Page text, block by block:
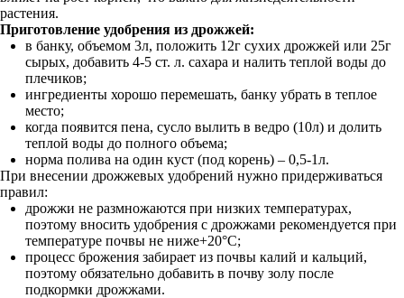
растения.
Приготовление удобрения из дрожжей:
в банку, объемом 3л, положить 12г сухих дрожжей или 25г
сырых, добавить 4-5 ст. л. сахара и налить теплой воды до
плечиков;
ингредиенты хорошо перемешать, банку убрать в теплое
место;
когда появится пена, сусло вылить в ведро (10л) и долить
теплой воды до полного объема;
норма полива на один куст (под корень) – 0,5-1л.
При внесении дрожжевых удобрений нужно придерживаться
правил:
дрожжи не размножаются при низких температурах,
поэтому вносить удобрения с дрожжами рекомендуется при
температуре почвы не ниже+20°С;
процесс брожения забирает из почвы калий и кальций,
поэтому обязательно добавить в почву золу после
подкормки дрожжами.